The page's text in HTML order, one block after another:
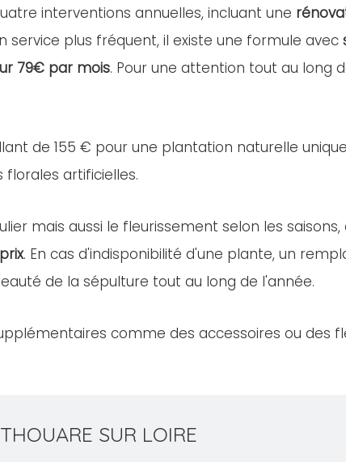
interventions annuelles, incluant une
service plus fréquent, il existe une formule avec
79€ par mois. Pour une attention tout au long
de 155 € pour une plantation naturelle
florales artificielles.
mais aussi le fleurissement selon les
. En cas d'indisponibilité d'une plante, un
de la sépulture tout au long de l'année.
comme des accessoires ou des
SUR LOIRE